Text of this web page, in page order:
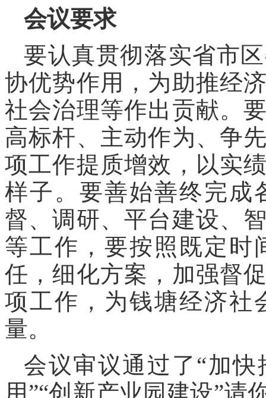
会议要求
要认真贯彻落实省市
协优势作用，为助推经
社会治理等作出贡献。
高标杆、主动作为、争
项工作提质增效，以实
样子。要善始善终完成
督、调研、平台建设、
等工作，要按照既定时
任，细化方案，加强督
项工作，为钱塘经济社
量。
会议审议通过了“加
用”“创新产业园建设”请